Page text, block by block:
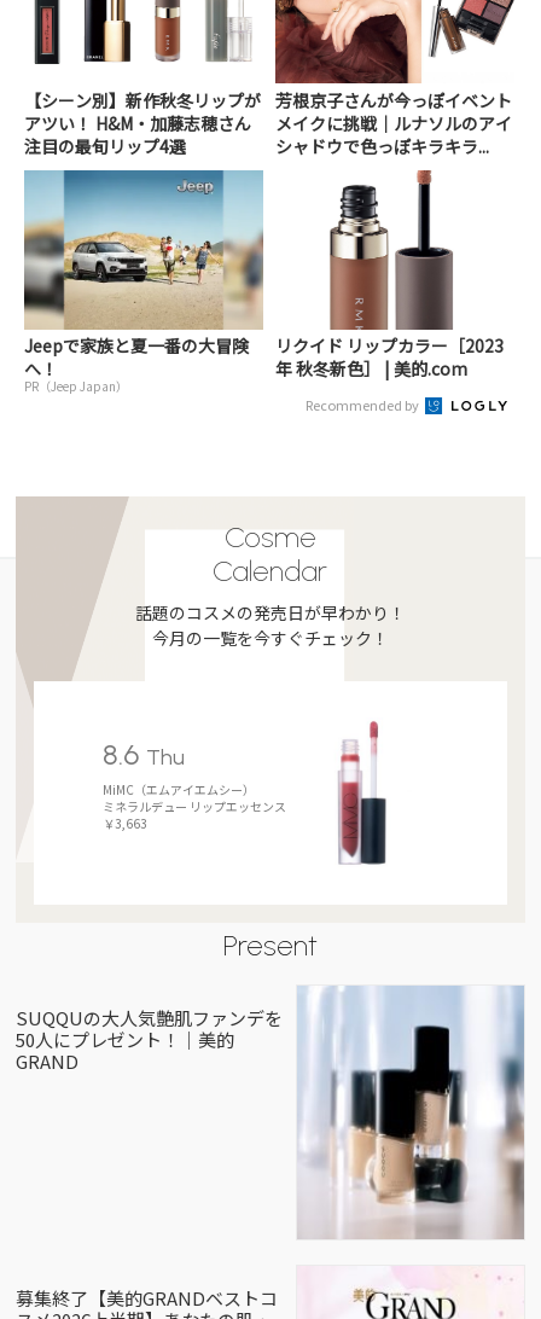
【シーン別】新作秋冬リップが
アツい！ H&M・加藤志穂さん
注目の最旬リップ4選
芳根京子さんが今っぽイベント
メイクに挑戦｜ルナソルのアイ
シャドウで色っぽキラキラ...
Jeepで家族と夏一番の大冒険
へ！
PR（Jeep Japan）
リクイド リップカラー［2023
年 秋冬新色］ | 美的.com
Recommended by
Cosme
Calendar
話題のコスメの発売日が早わかり！
今月の一覧を今すぐチェック！
8.6 Thu
MiMC（エムアイエムシー）
ミネラルデュー リップエッセンス
￥3,663
Present
SUQQUの大人気艶肌ファンデを
50人にプレゼント！｜美的
GRAND
募集終了【美的GRANDベストコ